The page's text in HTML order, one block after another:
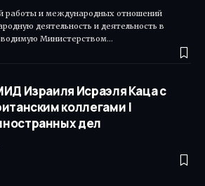
работы и международных отношений
деятельность и деятельность в
Министерством…
Израиля Исраэля Каца с
коллегами |
дел